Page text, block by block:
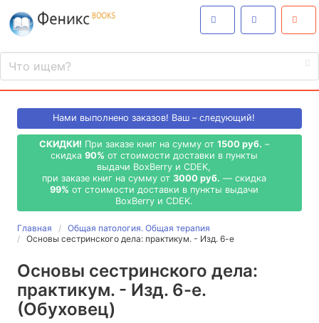
Нами выполнено заказов! Ваш – следующий!
СКИДКИ! При заказе книг на сумму от 1500 руб. –
скидка 90% от стоимости доставки в пункты
выдачи BoxBerry и CDEK,
при заказе книг на сумму от 3000 руб. — скидка
99% от стоимости доставки в пункты выдачи
BoxBerry и CDEK.
Главная
Общая патология. Общая терапия
Основы сестринского дела: практикум. - Изд. 6-е
Основы сестринского дела:
практикум. - Изд. 6-е.
(Обуховец)